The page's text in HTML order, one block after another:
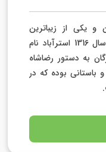
و یکی از زیباترین
شهرهای شمال کشور است. گرگان تا سال 1316 استرآباد نام
به دستور رضاشاه
باستانی بوده که در